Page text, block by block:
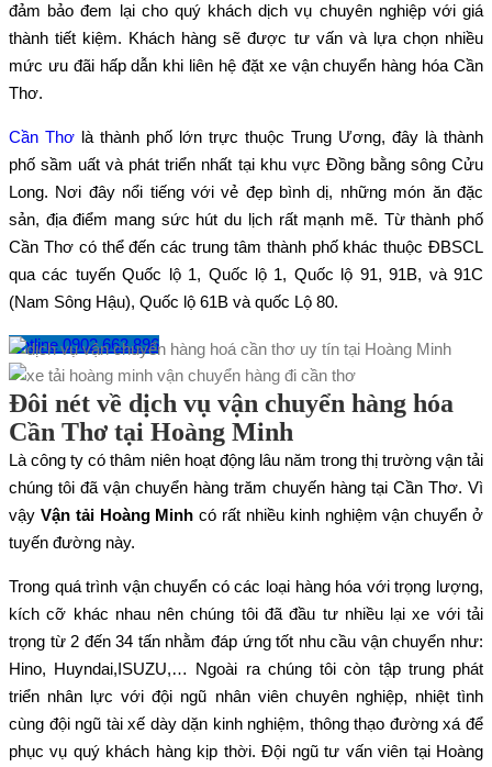
đảm bảo đem lại cho quý khách dịch vụ chuyên nghiệp với giá
thành tiết kiệm. Khách hàng sẽ được tư vấn và lựa chọn nhiều
mức ưu đãi hấp dẫn khi liên hệ đặt xe vận chuyển hàng hóa Cần
Thơ.
Cần Thơ là thành phố lớn trực thuộc Trung Ương, đây là thành
phố sầm uất và phát triển nhất tại khu vực Đồng bằng sông Cửu
Long. Nơi đây nổi tiếng với vẻ đẹp bình dị, những món ăn đặc
sản, địa điểm mang sức hút du lịch rất mạnh mẽ. Từ thành phố
Cần Thơ có thể đến các trung tâm thành phố khác thuộc ĐBSCL
qua các tuyến Quốc lộ 1, Quốc lộ 1, Quốc lộ 91, 91B, và 91C
(Nam Sông Hậu), Quốc lộ 61B và quốc Lộ 80.
Hotline 0902.663.896
Đôi nét về dịch vụ vận chuyển hàng hóa
Cần Thơ tại Hoàng Minh
Là công ty có thâm niên hoạt động lâu năm trong thị trường vận tải
chúng tôi đã vận chuyển hàng trăm chuyến hàng tại Cần Thơ. Vì
vậy Vận tải Hoàng Minh có rất nhiều kinh nghiệm vận chuyển ở
tuyến đường này.
Trong quá trình vận chuyển có các loại hàng hóa với trọng lượng,
kích cỡ khác nhau nên chúng tôi đã đầu tư nhiều lại xe với tải
trọng từ 2 đến 34 tấn nhằm đáp ứng tốt nhu cầu vận chuyển như:
Hino, Huyndai,ISUZU,… Ngoài ra chúng tôi còn tập trung phát
triển nhân lực với đội ngũ nhân viên chuyên nghiệp, nhiệt tình
cùng đội ngũ tài xế dày dặn kinh nghiệm, thông thạo đường xá để
phục vụ quý khách hàng kịp thời. Đội ngũ tư vấn viên tại Hoàng